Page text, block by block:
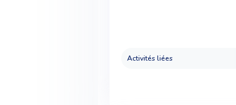
Activités liées